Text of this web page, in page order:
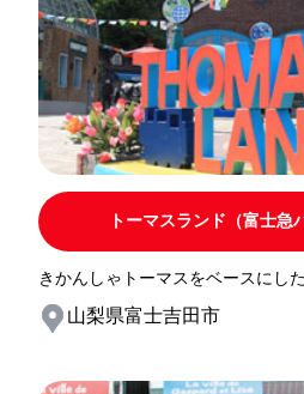
トーマスランド（富士急
きかんしゃトーマスをベースにし
山梨県富士吉田市